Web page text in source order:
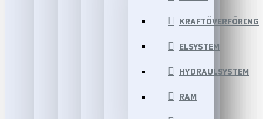
KRAFTÖVERFÖRING
ELSYSTEM
HYDRAULSYSTEM
RAM